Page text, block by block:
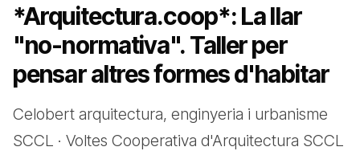
*Arquitectura.coop*: La llar
"no-normativa". Taller per
pensar altres formes d'habitar
Celobert arquitectura, enginyeria i urbanisme
SCCL · Voltes Cooperativa d'Arquitectura SCCL